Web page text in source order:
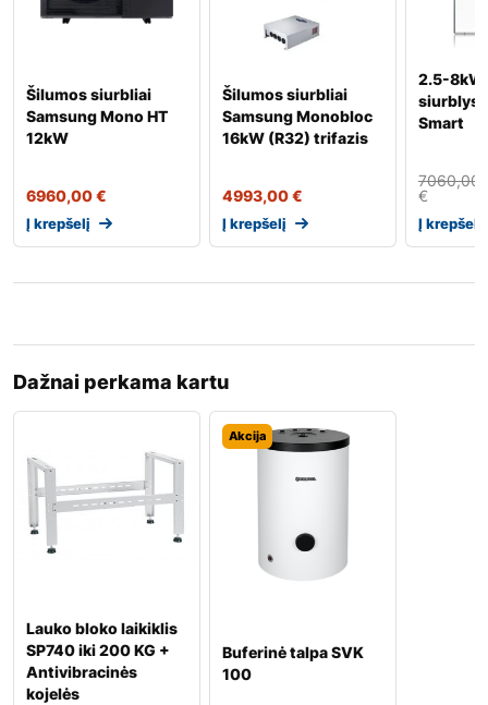
Šilumos siurbliai
Samsung Mono HT
12kW
6960,00€
Į krepšelį
Šilumos siurbliai
Samsung Monobloc
16kW (R32) trifazis
4993,00€
Į krepšelį
2.5-8kW
siurblys
Smart
7060,00
€
Į krepšelį
Dažnai perkama kartu
Lauko bloko laikiklis
SP740 iki 200 KG +
Antivibracinės
kojelės
Akcija
Buferinė talpa SVK
100